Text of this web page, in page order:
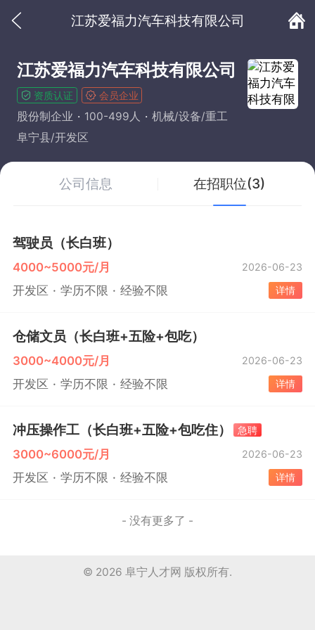
江苏爱福力汽车科技有限公司
江苏爱福力汽车科技有限公司
资质认证 会员企业
股份制企业 100-499人
机械/设备/重工
阜宁县/开发区
公司信息 在招职位(3)
驾驶员（长白班）
4000~5000元/月 2026-06-23
开发区 学历不限 经验不限 详情
仓储文员（长白班+五险+包吃）
3000~4000元/月 2026-06-23
开发区 学历不限 经验不限 详情
冲压操作工（长白班+五险+包吃住） 急聘
3000~6000元/月 2026-06-23
开发区 学历不限 经验不限 详情
- 没有更多了 -
© 2026 阜宁人才网 版权所有.